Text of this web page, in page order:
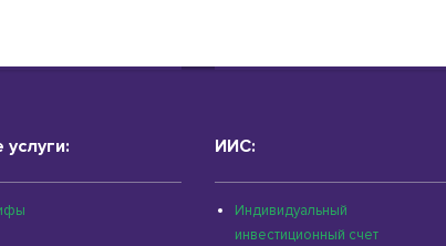
ИИС:
Индивидуальный
инвестиционный счет